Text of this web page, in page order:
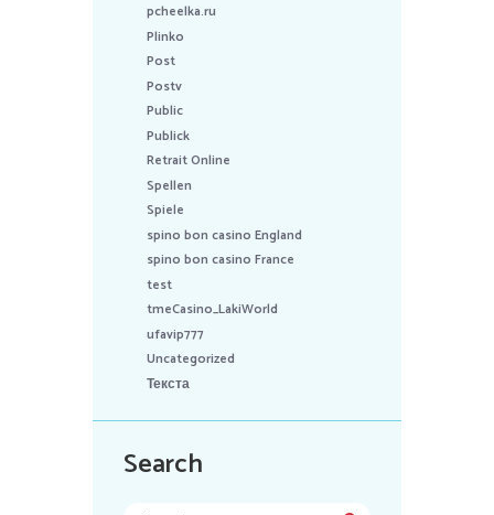
pcheelka.ru
Plinko
Post
Postv
Public
Publick
Retrait Online
Spellen
Spiele
spino bon casino England
spino bon casino France
test
tmeCasino_LakiWorld
ufavip777
Uncategorized
Текста
Search